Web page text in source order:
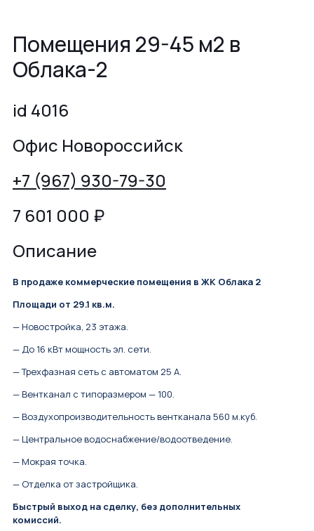
Помещения 29-45 м2 в
Облака-2
id 4016
Офис Новороссийск
+7 (967) 930-79-30
7 601 000 ₽
Описание
В продаже коммерческие помещения в ЖК Облака 2
Площади от 29.1 кв.м.
— Новостройка, 23 этажа.
— До 16 кВт мощность эл. сети.
— Трехфазная сеть с автоматом 25 А.
— Вентканал с типоразмером — 100.
— Воздухопроизводительность вентканала 560 м.куб.
— Центральное водоснабжение/водоотведение.
— Мокрая точка.
— Отделка от застройщика.
Быстрый выход на сделку, без дополнительных
комиссий.